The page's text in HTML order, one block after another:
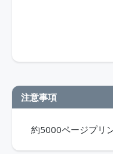
注意事項
約5000ページプリ